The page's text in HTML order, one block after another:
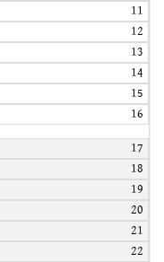
11
12
13
14
15
16
17
18
19
20
21
22